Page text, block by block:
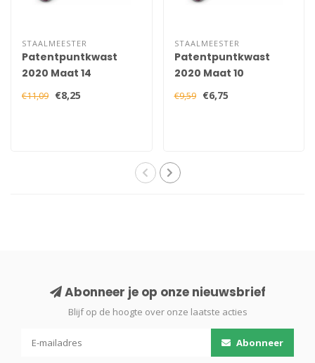
STAALMEESTER
Patentpuntkwast
2020 Maat 14
€11,09 €8,25
STAALMEESTER
Patentpuntkwast
2020 Maat 10
€9,59 €6,75
Abonneer je op onze nieuwsbrief
Blijf op de hoogte over onze laatste acties
Abonneer